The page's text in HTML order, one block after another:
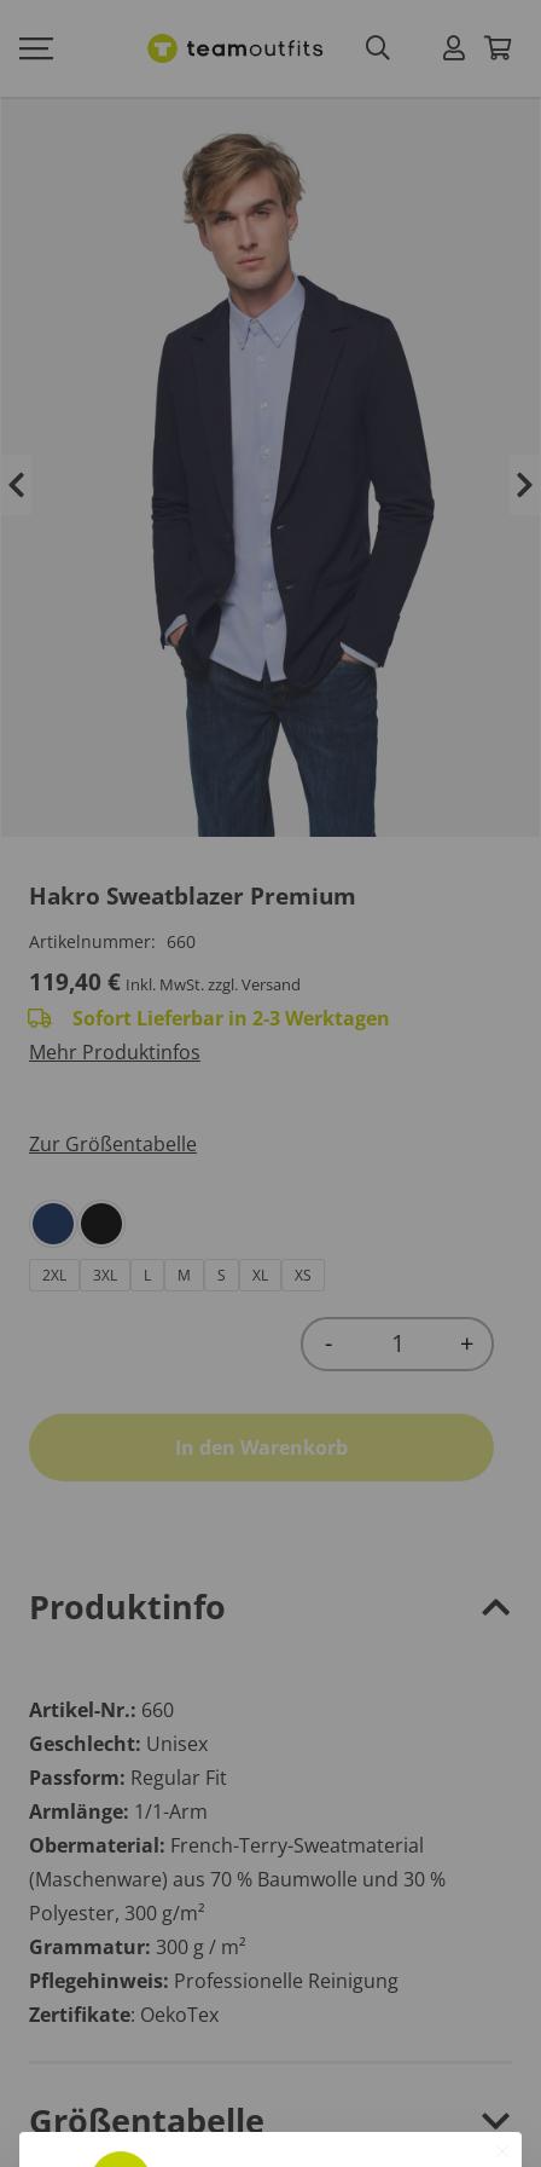
Hakro Sweatblazer Premium
Artikelnummer: 660
119,40 € Inkl. MwSt.zzgl. Versand
Sofort Lieferbar in 2-3 Werktagen
Mehr Produktinfos
Zur Größentabelle
2XL 3XL L M S XL XS
Quantity
- +
In den Warenkorb
Produktinfo
Artikel-Nr.: 660
Geschlecht: Unisex
Passform: Regular Fit
Armlänge: 1/1-Arm
Obermaterial: French-Terry-Sweatmaterial
(Maschenware) aus 70 % Baumwolle und 30 %
Polyester, 300 g/m²
Grammatur: 300 g / m²
Pflegehinweis: Professionelle Reinigung
Zertifikate: OekoTex
Größentabelle